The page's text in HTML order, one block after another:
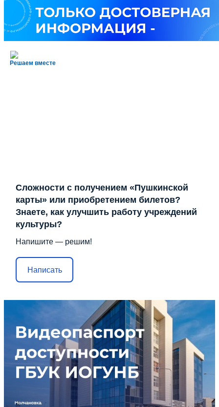
Решаем вместе
Сложности с получением «Пушкинской
карты» или приобретением билетов?
Знаете, как улучшить работу учреждений
культуры?
Напишите — решим!
Написать